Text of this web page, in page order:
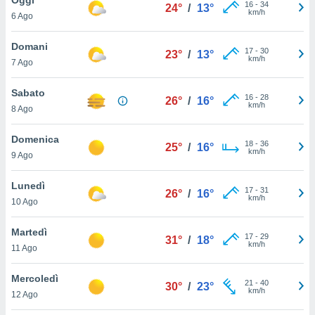
è
al sito
di
ci
di
il
un
la
nella
6 Ago
24° / 13° 16- 34
km/h
Domani
7 Ago
23° / 13° 17- 30
km/h
Sabato
8 Ago
26° / 16° 16- 28
km/h
Domenica
9 Ago
25° / 16° 18- 36
km/h
Lunedì
10 Ago
26° / 16° 17- 31
km/h
Martedì
11 Ago
31° / 18° 17- 29
km/h
Mercoledì
12 Ago
30° / 23° 21 - 40
km/h